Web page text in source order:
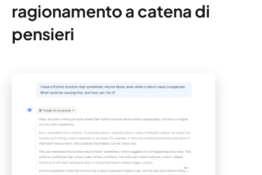
ragionamento a catena di
pensieri